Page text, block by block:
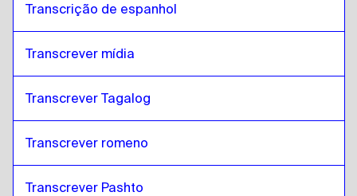
Transcrição de espanhol
Transcrever mídia
Transcrever Tagalog
Transcrever romeno
Transcrever Pashto